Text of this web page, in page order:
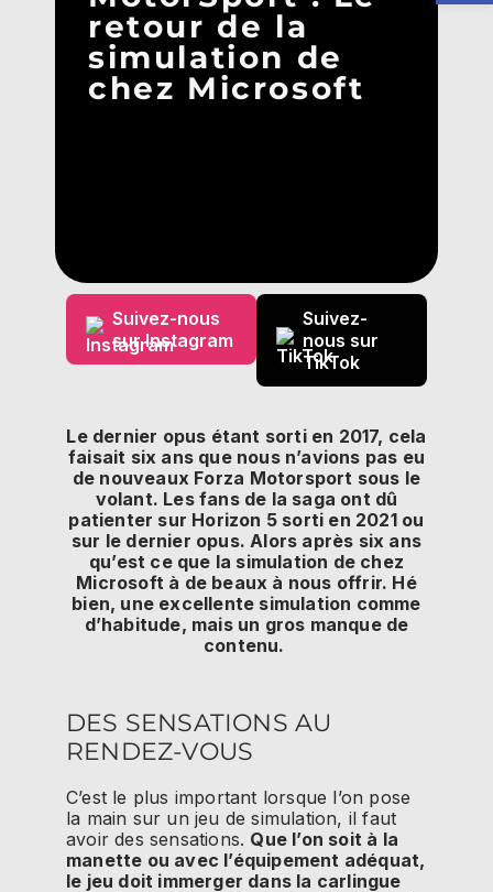
retour de la
simulation de
chez Microsoft
Suivez-nous
sur Instagram
Suivez-
nous sur
TikTok
Le dernier opus étant sorti en 2017, cela
faisait six ans que nous n’avions pas eu
de nouveaux Forza Motorsport sous le
volant. Les fans de la saga ont dû
patienter sur Horizon 5 sorti en 2021 ou
sur le dernier opus. Alors après six ans
qu’est ce que la simulation de chez
Microsoft à de beaux à nous offrir. Hé
bien, une excellente simulation comme
d’habitude, mais un gros manque de
contenu.
DES SENSATIONS AU
RENDEZ-VOUS
C’est le plus important lorsque l’on pose
la main sur un jeu de simulation, il faut
avoir des sensations. Que l’on soit à la
manette ou avec l’équipement adéquat,
le jeu doit immerger dans la carlingue